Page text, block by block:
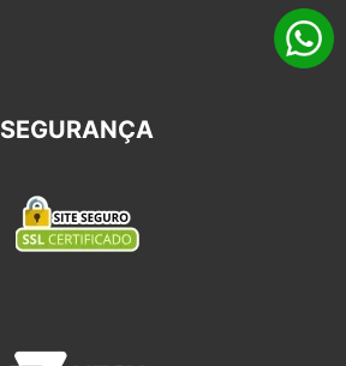
SEGURANÇA